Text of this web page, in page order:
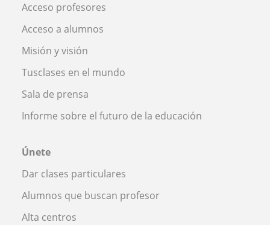
Acceso profesores
Acceso a alumnos
Misión y visión
Tusclases en el mundo
Sala de prensa
Informe sobre el futuro de la educación
Únete
Dar clases particulares
Alumnos que buscan profesor
Alta centros